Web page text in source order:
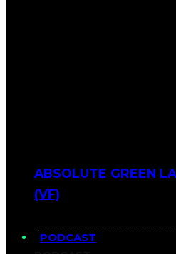
ABSOLUTE GREEN
(VF)
PODCAST